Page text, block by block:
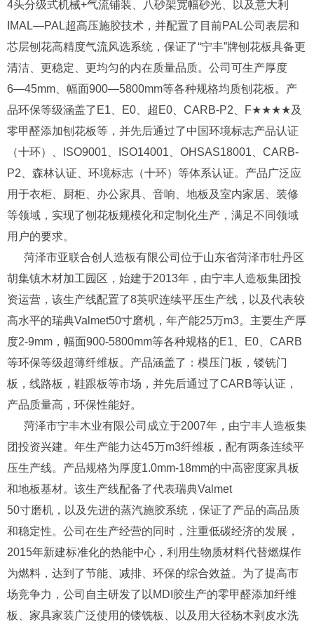
4头分级式机械+气流铺装、八砂架宽幅砂光、以及意大利
IMAL—PAL超高压施胶技术，并配置了目前PAL公司表层和
芯层刨花高精度气流风选系统，保证了“宁丰”牌刨花板具备更
清洁、更稳定、更均匀的内在质量品质。公司可生产厚度
6—45mm、幅面900—5800mm等各种规格均质刨花板。产
品环保等级涵盖了E1、E0、超E0、CARB-P2、F★★★★及
零甲醛添加刨花板等，并先后通过了中国环境标志产品认证
（十环）、ISO9001、ISO14001、OHSAS18001、CARB-
P2、森林认证、环境标志（十环）等体系认证。产品广泛应
用于衣柜、厨柜、办公家具、音响、地板及室内家居、装修
等领域，实现了刨花板规模化和定制化生产，满足不同领域
用户的要求。
菏泽市亚联合创人造板有限公司位于山东省菏泽市牡丹区
胡集镇木材加工园区，始建于2013年，由宁丰人造板集团投
资运营，该生产线配置了8英呎连续平压生产线，以及代表较
高水平的瑞典Valmet50寸磨机，年产能25万m3。主要生产厚
度2-9mm，幅面900-5800mm等各种规格的E1、E0、CARB
等环保等级超薄纤维板。产品涵盖了：模压门板，镂铣门
板，线路板，鞋跟板等市场，并先后通过了CARB等认证，
产品质量高，环保性能好。
菏泽市宁丰木业有限公司成立于2007年，由宁丰人造板集
团投资兴建。年生产能力达45万m3纤维板，配有两条连续平
压生产线。产品规格为厚度1.0mm-18mm的中高密度家具板
和地板基材。该生产线配备了代表瑞典Valmet
50寸磨机，以及先进的蒸汽施胶系统，保证了产品的高品质
和稳定性。公司在生产经营的同时，注重低碳经济的发展，
2015年新建标准化的热能中心，利用生物质材料代替燃煤作
为燃料，达到了节能、减排、环保的综合效益。为了提高市
场竞争力，公司自主研发了以MDI胶生产的零甲醛添加纤维
板、家具家装广泛使用的镂铣板、以及用大径杨木剥皮水洗